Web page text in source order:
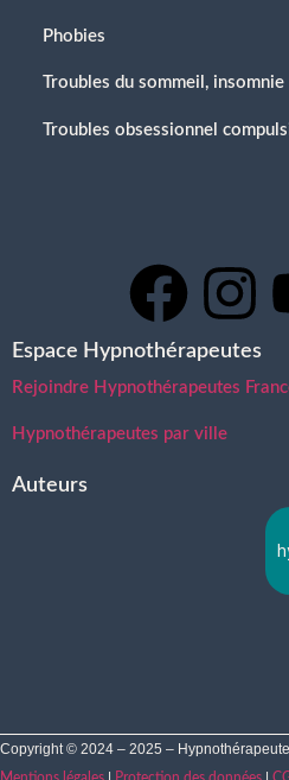
Phobies
Troubles du sommeil, insomnie
Troubles obsessionnel
Espace Hypnothérapeutes
Rejoindre Hypnothérapeutes
Hypnothérapeutes par ville
Auteurs
Copyright © 2024 – 2025 –
Mentions légales Protection des données